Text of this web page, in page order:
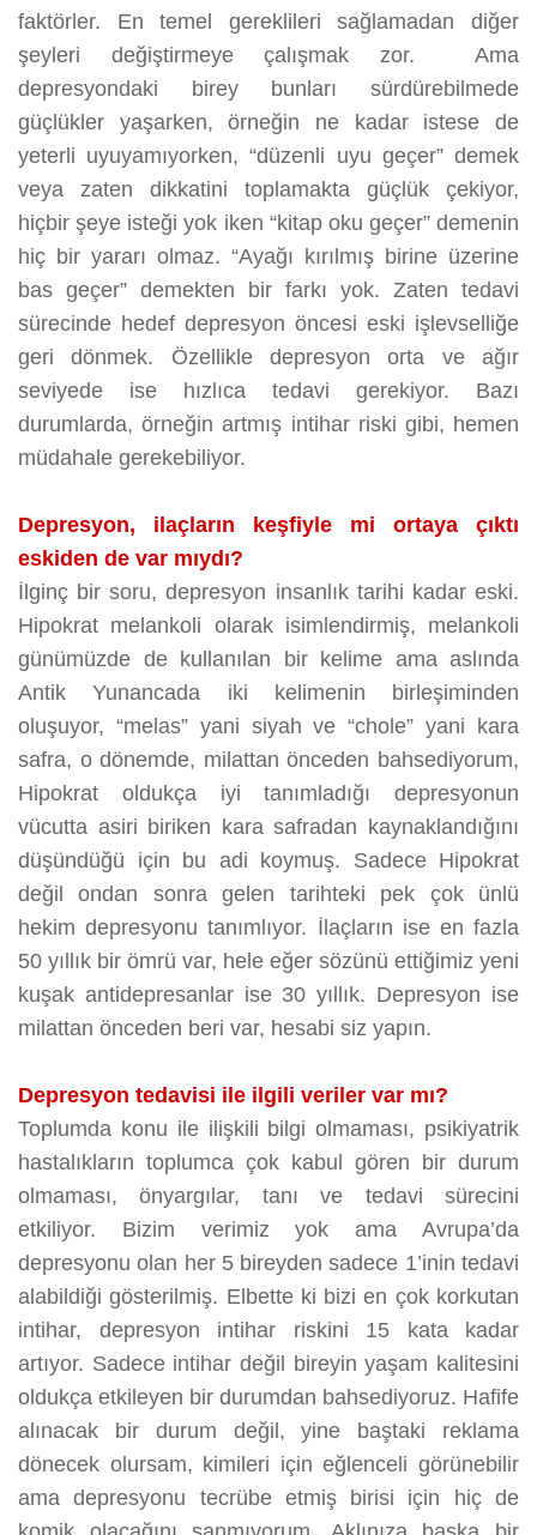
faktörler. En temel gereklileri sağlamadan diğer
şeyleri değiştirmeye çalışmak zor. Ama
depresyondaki birey bunları sürdürebilmede
güçlükler yaşarken, örneğin ne kadar istese de
yeterli uyuyamıyorken, “düzenli uyu geçer” demek
veya zaten dikkatini toplamakta güçlük çekiyor,
hiçbir şeye isteği yok iken “kitap oku geçer” demenin
hiç bir yararı olmaz. “Ayağı kırılmış birine üzerine
bas geçer” demekten bir farkı yok. Zaten tedavi
sürecinde hedef depresyon öncesi eski işlevselliğe
geri dönmek. Özellikle depresyon orta ve ağır
seviyede ise hızlıca tedavi gerekiyor. Bazı
durumlarda, örneğin artmış intihar riski gibi, hemen
müdahale gerekebiliyor.
Depresyon, ilaçların keşfiyle mi ortaya çıktı
eskiden de var mıydı?
İlginç bir soru, depresyon insanlık tarihi kadar eski.
Hipokrat melankoli olarak isimlendirmiş, melankoli
günümüzde de kullanılan bir kelime ama aslında
Antik Yunancada iki kelimenin birleşiminden
oluşuyor, “melas” yani siyah ve “chole” yani kara
safra, o dönemde, milattan önceden bahsediyorum,
Hipokrat oldukça iyi tanımladığı depresyonun
vücutta asiri biriken kara safradan kaynaklandığını
düşündüğü için bu adi koymuş. Sadece Hipokrat
değil ondan sonra gelen tarihteki pek çok ünlü
hekim depresyonu tanımlıyor. İlaçların ise en fazla
50 yıllık bir ömrü var, hele eğer sözünü ettiğimiz yeni
kuşak antidepresanlar ise 30 yıllık. Depresyon ise
milattan önceden beri var, hesabi siz yapın.
Depresyon tedavisi ile ilgili veriler var mı?
Toplumda konu ile ilişkili bilgi olmaması, psikiyatrik
hastalıkların toplumca çok kabul gören bir durum
olmaması, önyargılar, tanı ve tedavi sürecini
etkiliyor. Bizim verimiz yok ama Avrupa’da
depresyonu olan her 5 bireyden sadece 1’inin tedavi
alabildiği gösterilmiş. Elbette ki bizi en çok korkutan
intihar, depresyon intihar riskini 15 kata kadar
artıyor. Sadece intihar değil bireyin yaşam kalitesini
oldukça etkileyen bir durumdan bahsediyoruz. Hafife
alınacak bir durum değil, yine baştaki reklama
dönecek olursam, kimileri için eğlenceli görünebilir
ama depresyonu tecrübe etmiş birisi için hiç de